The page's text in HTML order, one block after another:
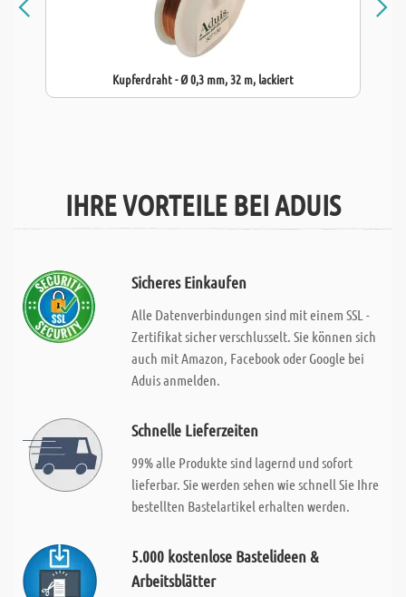
Kupferdraht - Ø 0,3 mm, 32 m, lackiert
IHRE VORTEILE BEI ADUIS
Sicheres Einkaufen
Alle Datenverbindungen sind mit einem SSL -
Zertifikat sicher verschlusselt. Sie können sich
auch mit Amazon, Facebook oder Google bei
Aduis anmelden.
Schnelle Lieferzeiten
99% alle Produkte sind lagernd und sofort
lieferbar. Sie werden sehen wie schnell Sie Ihre
bestellten Bastelartikel erhalten werden.
5.000 kostenlose Bastelideen &
Arbeitsblätter